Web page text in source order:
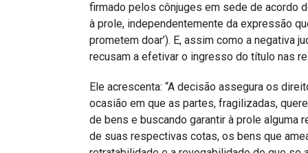
firmado pelos cônjuges em sede de acordo
à prole, independentemente da expressão
prometem doar’). E, assim como a negativa
recusam a efetivar o ingresso do título nas
Ele acrescenta: “A decisão assegura os
ocasião em que as partes, fragilizadas,
de bens e buscando garantir à prole alguma
de suas respectivas cotas, os bens que